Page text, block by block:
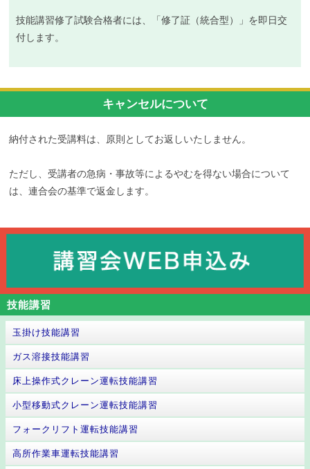
技能講習修了試験合格者には、「修了証（統合型）」を即日交
付します。
キャンセルについて
納付された受講料は、原則としてお返しいたしません。
ただし、受講者の急病・事故等によるやむを得ない場合について
は、連合会の基準で返金します。
技能講習
玉掛け技能講習
ガス溶接技能講習
床上操作式クレーン運転技能講習
小型移動式クレーン運転技能講習
フォークリフト運転技能講習
高所作業車運転技能講習